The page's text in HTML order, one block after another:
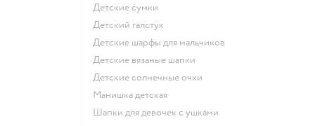
Детские сумки
Детский галстук
Детские шарфы для мальчиков
Детские вязаные шапки
Детские солнечные очки
Манишка детская
Шапки для девочек с ушками